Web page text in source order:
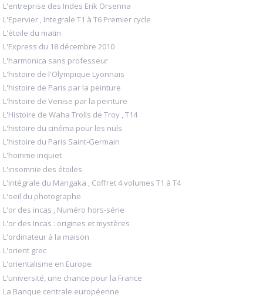
L'entreprise des Indes Erik Orsenna
L'Epervier , Integrale T1 à T6 Premier cycle
L'étoile du matin
L'Express du 18 décembre 2010
L'harmonica sans professeur
L'histoire de l'Olympique Lyonnais
L'histoire de Paris par la peinture
L'histoire de Venise par la peinture
L'Histoire de Waha Trolls de Troy , T14
L'histoire du cinéma pour les nuls
L'histoire du Paris Saint-Germain
L'homme inquiet
L'insomnie des étoiles
L'intégrale du Mangaka , Coffret 4 volumes T1 à T4
L'oeil du photographe
L'or des incas , Numéro hors-série
L'or des Incas : origines et mystères
L'ordinateur à la maison
L'orient grec
L'orientalisme en Europe
L'université, une chance pour la France
La Banque centrale européenne